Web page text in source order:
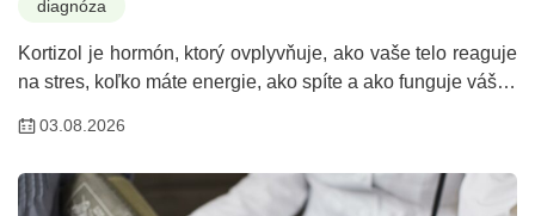
diagnóza
Kortizol je hormón, ktorý ovplyvňuje, ako vaše telo reaguje
na stres, koľko máte energie, ako spíte a ako funguje váš…
03.08.2026